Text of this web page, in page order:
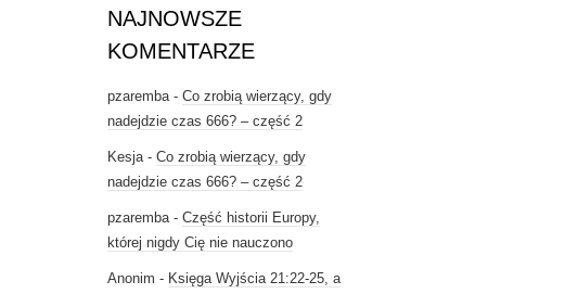
NAJNOWSZE
KOMENTARZE
pzaremba- Co zrobią wierzący, gdy
nadejdzie czas 666? – część 2
Kesja- Co zrobią wierzący, gdy
nadejdzie czas 666? – część 2
pzaremba- Część historii Europy,
której nigdy Cię nie nauczono
Anonim - Księga Wyjścia 21:22-25, a